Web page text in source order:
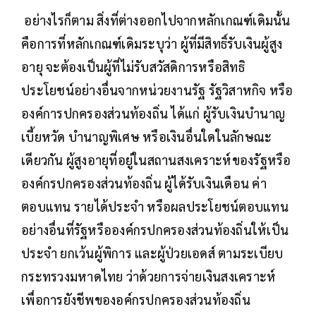
อย่างไรก็ตาม สิ่งที่ต่างออกไปจากหลักเกณฑ์เดิมนั้น
คือการที่หลักเกณฑ์เดิมระบุว่า ผู้ที่มีสิทธิ์รับเงินผู้สูง
อายุ จะต้องเป็นผู้ที่ไม่รับสวัสดิการหรือสิทธิ
ประโยชน์อย่างอื่นจากหน่วยงานรัฐ รัฐวิสาหกิจ หรือ
องค์การปกครองส่วนท้องถิ่น ได้แก่ ผู้รับเงินบำนาญ
เบี้ยหวัด บำนาญพิเศษ หรือเงินอื่นใดในลักษณะ
เดียวกัน ผู้สูงอายุที่อยู่ในสถานสงเคราะห์ของรัฐหรือ
องค์กรปกครองส่วนท้องถิ่น ผู้ได้รับเงินเดือน ค่า
ตอบแทน รายได้ประจำ หรือผลประโยชน์ตอบแทน
อย่างอื่นที่รัฐหรือองค์กรปกครองส่วนท้องถิ่นให้เป็น
ประจำ ยกเว้นผู้พิการ และผู้ป่วยเอดส์ ตามระเบียบ
กระทรวงมหาดไทย ว่าด้วยการจ่ายเงินสงเคราะห์
เพื่อการยังชีพของอค์กรปกครองส่วนท้องถิ่น